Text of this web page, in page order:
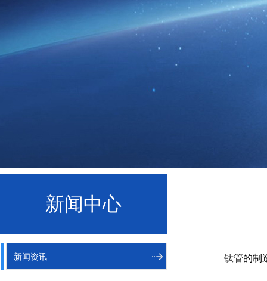
新闻中心
新闻资讯 钛管的制